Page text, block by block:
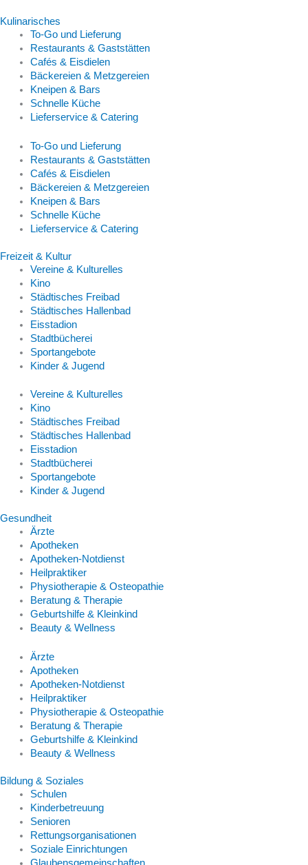
Kulinarisches
To-Go und Lieferung
Restaurants & Gaststätten
Cafés & Eisdielen
Bäckereien & Metzgereien
Kneipen & Bars
Schnelle Küche
Lieferservice & Catering
To-Go und Lieferung
Restaurants & Gaststätten
Cafés & Eisdielen
Bäckereien & Metzgereien
Kneipen & Bars
Schnelle Küche
Lieferservice & Catering
Freizeit & Kultur
Vereine & Kulturelles
Kino
Städtisches Freibad
Städtisches Hallenbad
Eisstadion
Stadtbücherei
Sportangebote
Kinder & Jugend
Vereine & Kulturelles
Kino
Städtisches Freibad
Städtisches Hallenbad
Eisstadion
Stadtbücherei
Sportangebote
Kinder & Jugend
Gesundheit
Ärzte
Apotheken
Apotheken-Notdienst
Heilpraktiker
Physiotherapie & Osteopathie
Beratung & Therapie
Geburtshilfe & Kleinkind
Beauty & Wellness
Ärzte
Apotheken
Apotheken-Notdienst
Heilpraktiker
Physiotherapie & Osteopathie
Beratung & Therapie
Geburtshilfe & Kleinkind
Beauty & Wellness
Bildung & Soziales
Schulen
Kinderbetreuung
Senioren
Rettungsorganisationen
Soziale Einrichtungen